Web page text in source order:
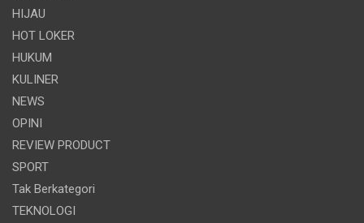
HIJAU
HOT LOKER
HUKUM
KULINER
NEWS
OPINI
REVIEW PRODUCT
SPORT
Tak Berkategori
TEKNOLOGI